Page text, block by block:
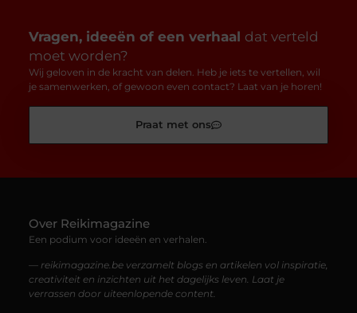
Vragen, ideeën of een verhaal dat verteld
moet worden?
Wij geloven in de kracht van delen. Heb je iets te vertellen, wil
je samenwerken, of gewoon even contact? Laat van je horen!
Praat met ons
Over Reikimagazine
Een podium voor ideeën en verhalen.
— reikimagazine.be verzamelt blogs en artikelen vol inspiratie,
creativiteit en inzichten uit het dagelijks leven. Laat je
verrassen door uiteenlopende content.